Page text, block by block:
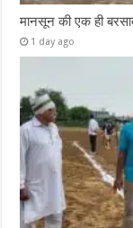
मानसून की एक ही
1 day ago